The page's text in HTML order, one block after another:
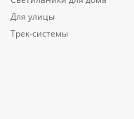
Для улицы
Трек-системы